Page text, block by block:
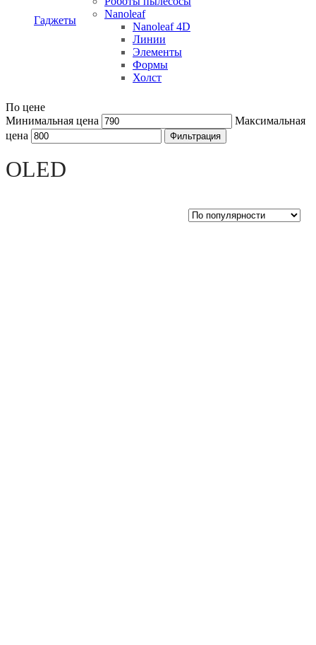
Гаджеты
Nanoleaf
Nanoleaf 4D
Линии
Элементы
Формы
Холст
По цене
Минимальная цена
Максимальная
цена
Фильтрация
OLED